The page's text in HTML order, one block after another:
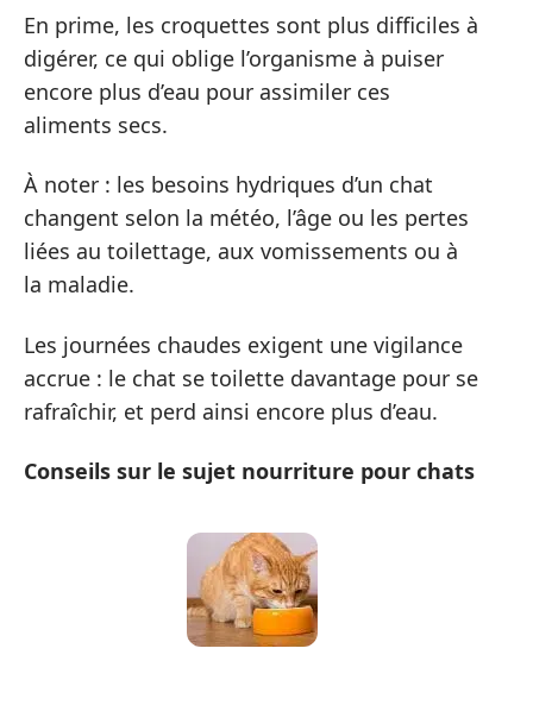
En prime, les croquettes sont plus difficiles à
digérer, ce qui oblige l’organisme à puiser
encore plus d’eau pour assimiler ces
aliments secs.
À noter : les besoins hydriques d’un chat
changent selon la météo, l’âge ou les pertes
liées au toilettage, aux vomissements ou à
la maladie.
Les journées chaudes exigent une vigilance
accrue : le chat se toilette davantage pour se
rafraîchir, et perd ainsi encore plus d’eau.
Conseils sur le sujet nourriture pour chats